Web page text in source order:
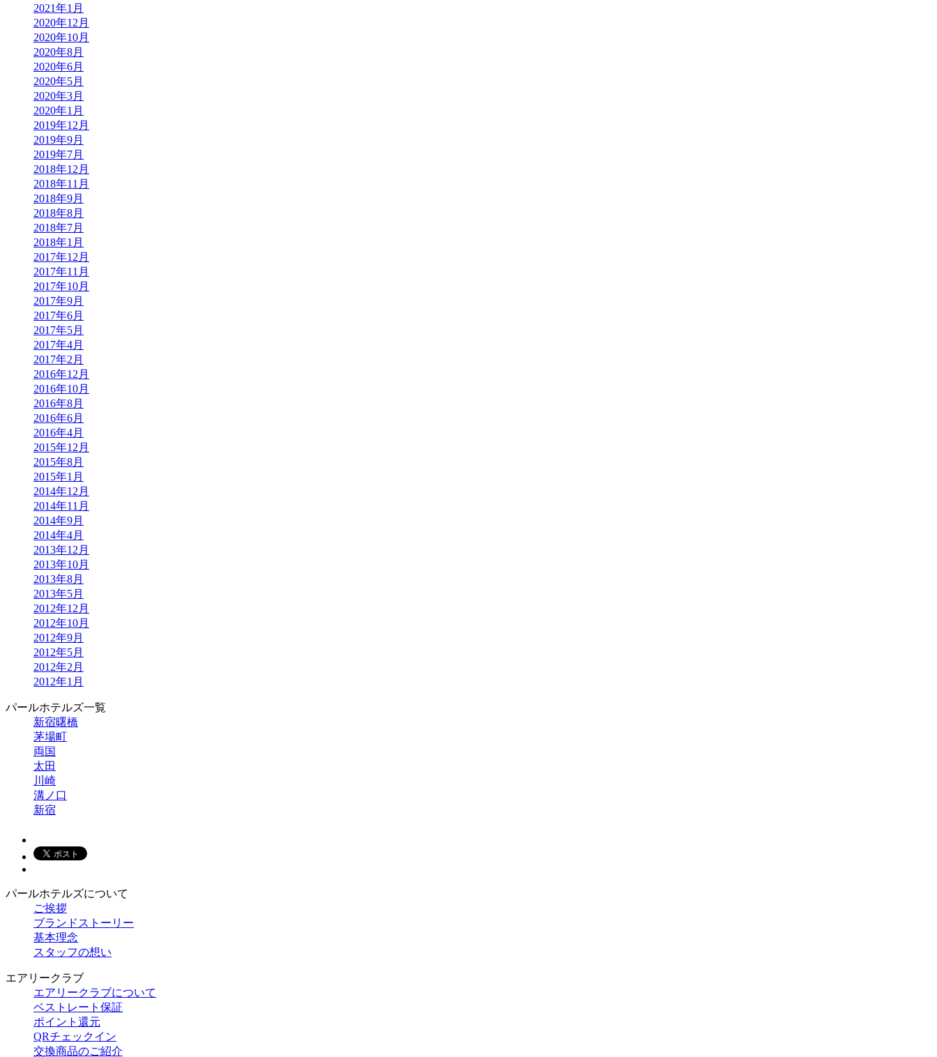
2021年1月
2020年12月
2020年10月
2020年8月
2020年6月
2020年5月
2020年3月
2020年1月
2019年12月
2019年9月
2019年7月
2018年12月
2018年11月
2018年9月
2018年8月
2018年7月
2018年1月
2017年12月
2017年11月
2017年10月
2017年9月
2017年6月
2017年5月
2017年4月
2017年2月
2016年12月
2016年10月
2016年8月
2016年6月
2016年4月
2015年12月
2015年8月
2015年1月
2014年12月
2014年11月
2014年9月
2014年4月
2013年12月
2013年10月
2013年8月
2013年5月
2012年12月
2012年10月
2012年9月
2012年5月
2012年2月
2012年1月
パールホテルズ一覧
新宿曙橋
茅場町
両国
太田
川崎
溝ノ口
新宿
パールホテルズについて
ご挨拶
ブランドストーリー
基本理念
スタッフの想い
エアリークラブ
エアリークラブについて
ベストレート保証
ポイント還元
QRチェックイン
交換商品のご紹介